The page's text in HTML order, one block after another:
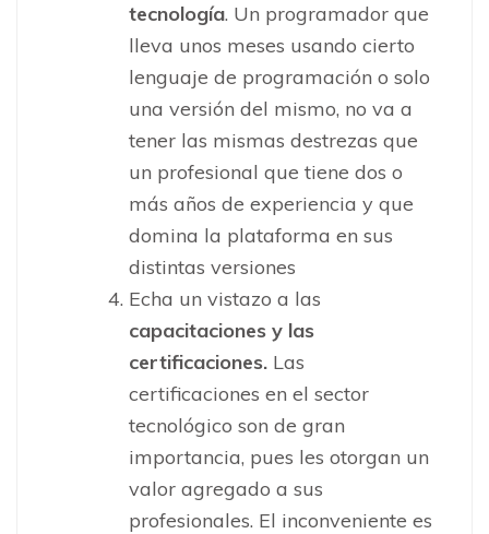
tecnología. Un programador que
lleva unos meses usando cierto
lenguaje de programación o solo
una versión del mismo, no va a
tener las mismas destrezas que
un profesional que tiene dos o
más años de experiencia y que
domina la plataforma en sus
distintas versiones
Echa un vistazo a las
capacitaciones y las
certificaciones. Las
certificaciones en el sector
tecnológico son de gran
importancia, pues les otorgan un
valor agregado a sus
profesionales. El inconveniente es